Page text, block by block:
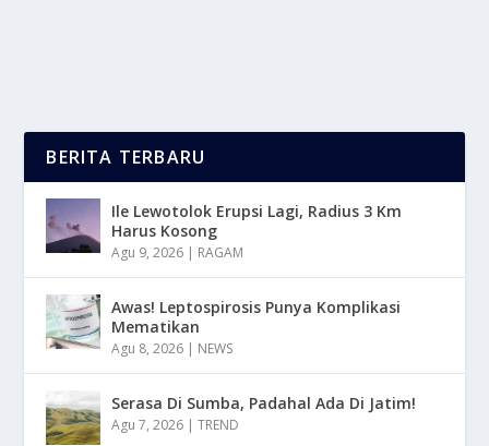
BERITA TERBARU
Ile Lewotolok Erupsi Lagi, Radius 3 Km
Harus Kosong
Agu 9, 2026 | RAGAM
Awas! Leptospirosis Punya Komplikasi
Mematikan
Agu 8, 2026 | NEWS
Serasa Di Sumba, Padahal Ada Di Jatim!
Agu 7, 2026 |TREND